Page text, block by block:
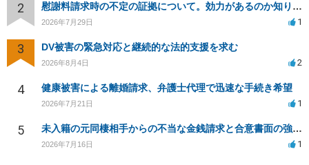
2 慰謝料請求時の不定の証拠について。効力があるのか知りたい。
2026年7月29日 1
3 DV被害の緊急対応と継続的な法的支援を求む
2026年8月4日 2
4 健康被害による離婚請求、弁護士代理で迅速な手続き希望
2026年7月21日 1
5 未入籍の元同棲相手からの不当な金銭請求と合意書面の強要について
2026年7月16日 1